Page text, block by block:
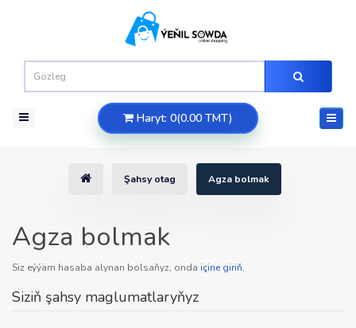
Haryt: 0(0.00 TMT)
Şahsy otag Agza bolmak
Agza bolmak
Siz eýýäm hasaba alynan bolsaňyz, onda içine giriň.
Siziň şahsy maglumatlaryňyz